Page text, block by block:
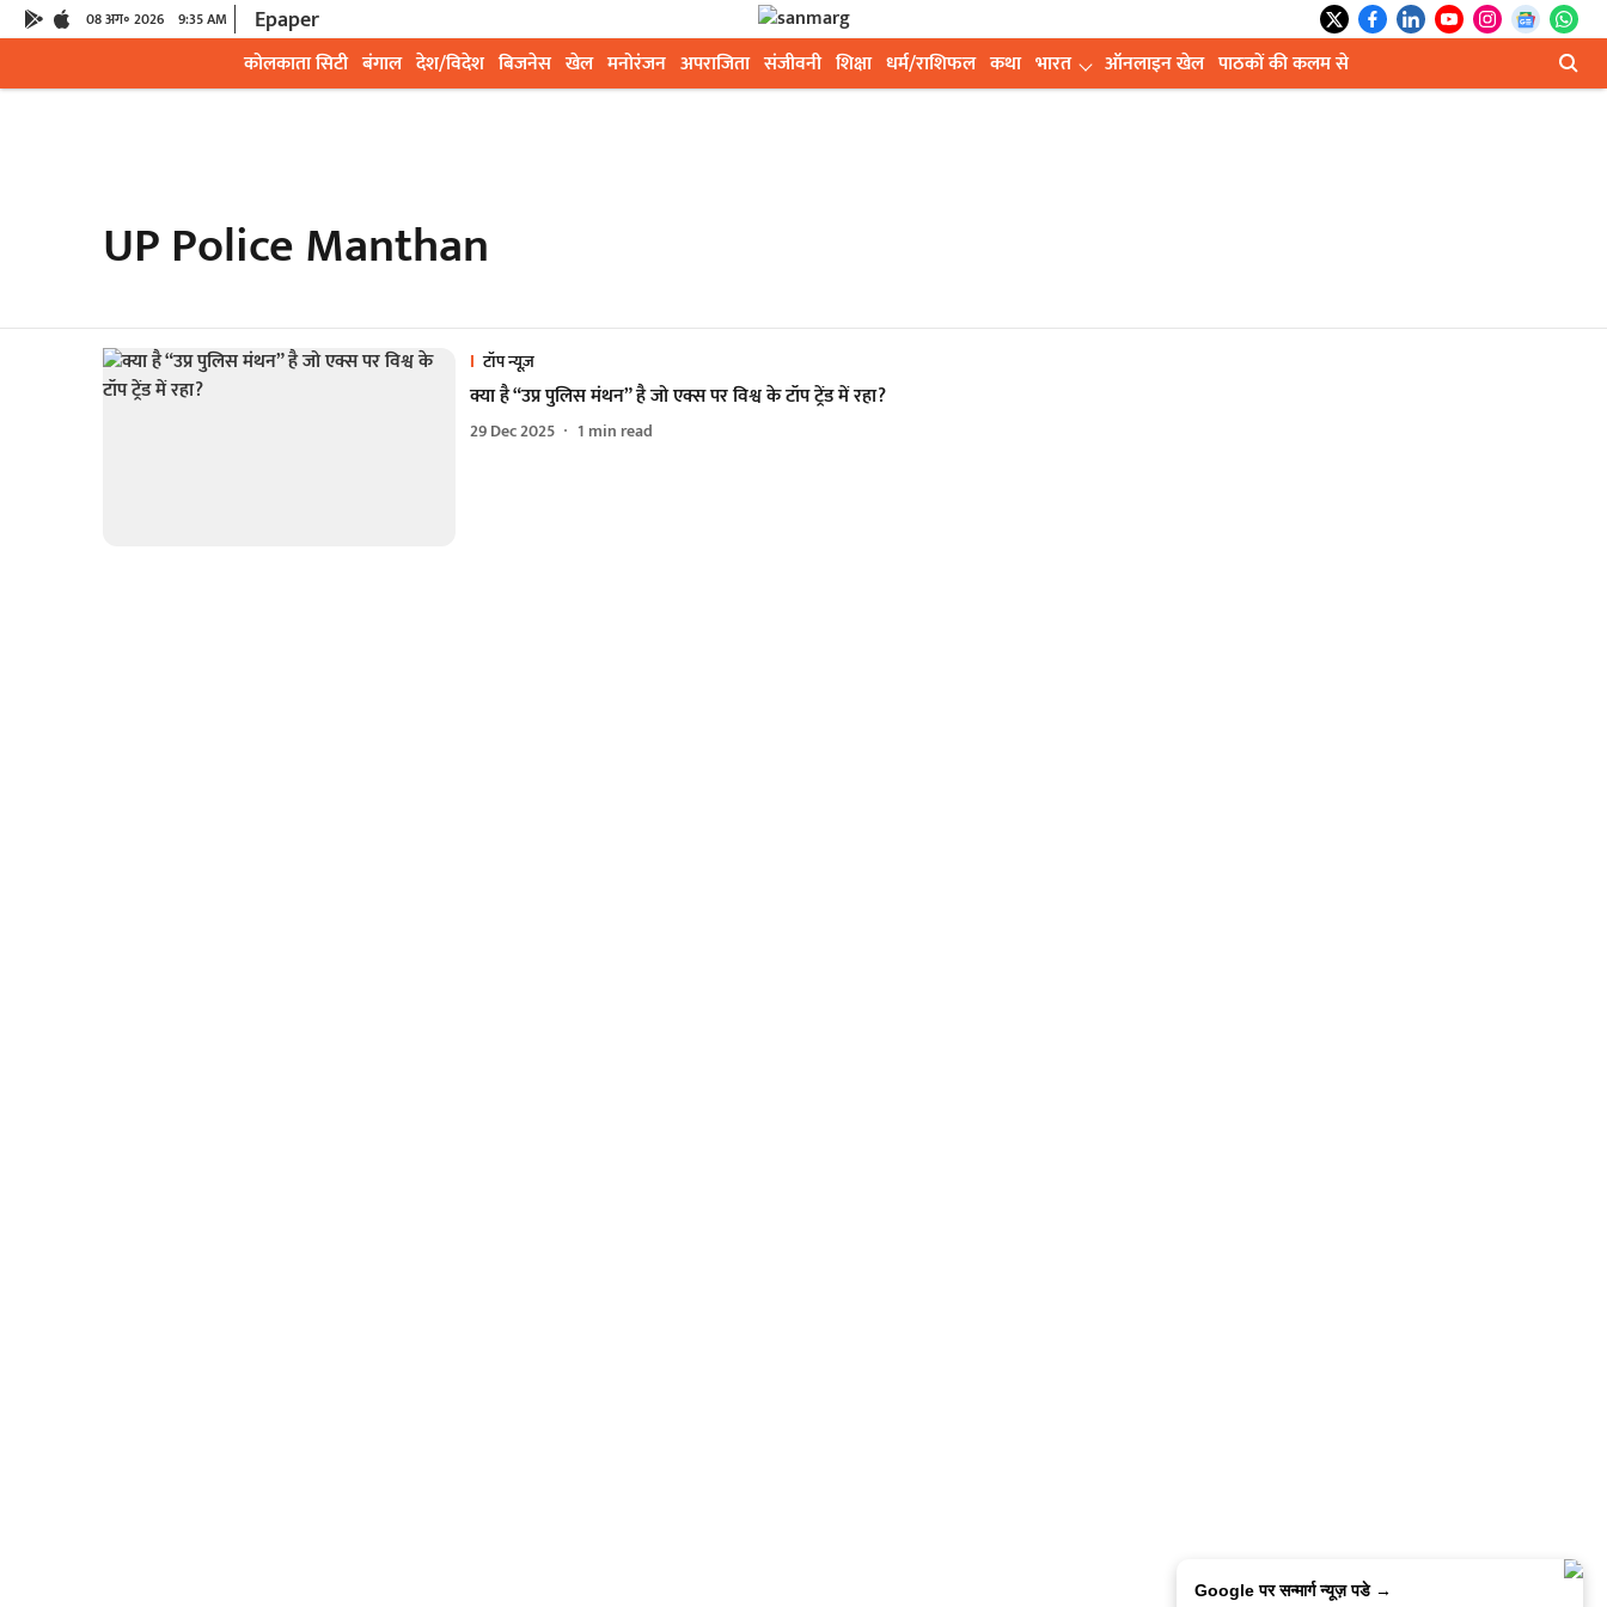
08 अग॰ 2026 9:35 AM Epaper
कोलकाता सिटी बंगाल देश/विदेश बिजनेस खेल मनोरंजन अपराजिता संजीवनी शिक्षा धर्म/राशिफल कथा भारत ऑनलाइन खेल पाठकों की कलम से
UP Police Manthan
टॉप न्यूज़
क्या है “उप्र पुलिस मंथन” है जो एक्स पर विश्व के टॉप ट्रेंड में रहा?
29 Dec 2025 1 min read
Google पर सन्मार्ग न्यूज़ पडे →